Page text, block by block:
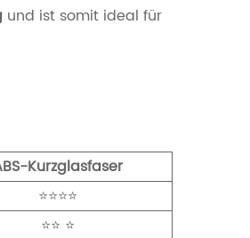
und ist somit ideal für
Kurzglasfaser
⭐⭐⭐⭐
⭐⭐ ⭐